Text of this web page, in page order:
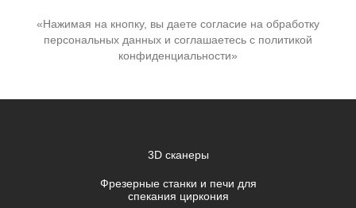
«Нажимая на кнопку, вы даете согласие на обработку
персональных данных и соглашаетесь c политикой
конфиденциальности»
3D сканеры
Фрезерные станки и печи для
спекания циркония